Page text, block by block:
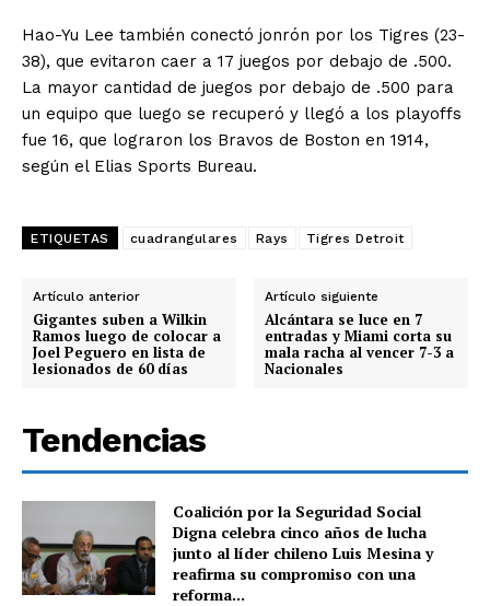
Hao-Yu Lee también conectó jonrón por los Tigres (23-
38), que evitaron caer a 17 juegos por debajo de .500.
La mayor cantidad de juegos por debajo de .500 para
un equipo que luego se recuperó y llegó a los playoffs
fue 16, que lograron los Bravos de Boston en 1914,
según el Elias Sports Bureau.
ETIQUETAS cuadrangulares Rays Tigres Detroit
Artículo anterior
Gigantes suben a Wilkin
Ramos luego de colocar a
Joel Peguero en lista de
lesionados de 60 días
Artículo siguiente
Alcántara se luce en 7
entradas y Miami corta su
mala racha al vencer 7-3 a
Nacionales
Tendencias
Coalición por la Seguridad Social
Digna celebra cinco años de lucha
junto al líder chileno Luis Mesina y
reafirma su compromiso con una
reforma...